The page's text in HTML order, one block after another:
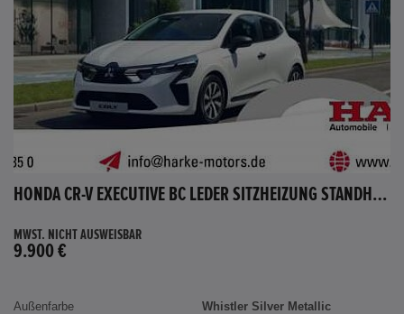
HONDA CR-V EXECUTIVE BC LEDER SITZHEIZUNG STANDHEIZUNG AHK
MWST. NICHT AUSWEISBAR
9.900 €
Außenfarbe
Whistler Silver Metallic